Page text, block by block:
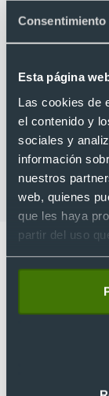
Consentimiento
Esta página
Las cookies de
el contenido y
sociales y
información
nuestros
web, quienes
que les haya
partir del uso
Lo